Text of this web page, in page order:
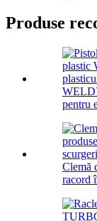
Produse
pentru
Clemă
racord